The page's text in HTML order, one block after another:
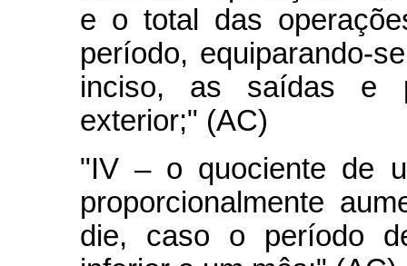
e o total das
período, equiparando-
inciso, as saídas e
exterior;" (AC)
"IV – o quociente de
proporcionalmente
die, caso o período